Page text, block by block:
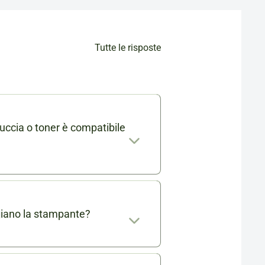
Tutte le risposte
o toner è compatibile
trovi l'elenco completo
la stampante?
testate e certificate per